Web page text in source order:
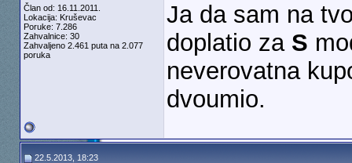
Član od: 16.11.2011.
Lokacija: Kruševac
Poruke: 7.286
Zahvalnice: 30
Zahvaljeno 2.461 puta na 2.077
poruka
Ja da sam na
doplatio za S
neverovatna
dvoumio.
22.5.2013, 18:23